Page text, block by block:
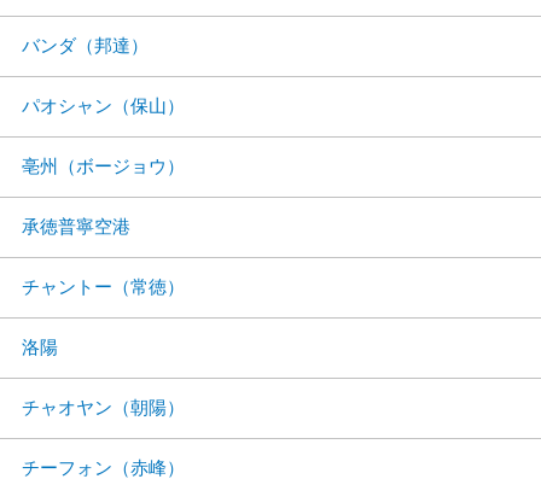
バンダ（邦達）
パオシャン（保山）
亳州（ボージョウ）
承徳普寧空港
チャントー（常徳）
洛陽
チャオヤン（朝陽）
チーフォン（赤峰）